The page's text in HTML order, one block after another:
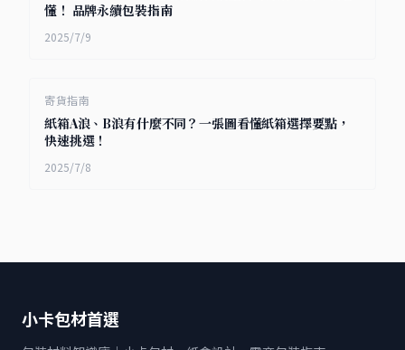
懂！ 品牌永續包裝指南
2025/7/9
寄貨指南
紙箱A浪、B浪有什麼不同？一張圖看懂紙箱選擇要點，
快速挑選！
2025/7/8
小卡包材首選